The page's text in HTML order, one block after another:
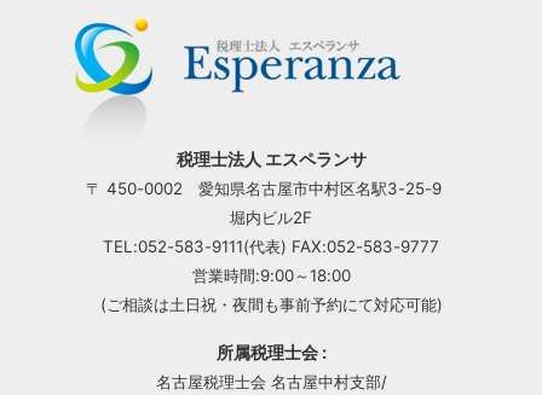
税理士法人 エスペランサ
〒 450-0002 愛知県名古屋市中村区名駅3-25-9
堀内ビル2F
TEL:052-583-9111(代表) FAX:052-583-9777
営業時間:9:00～18:00
(ご相談は土日祝・夜間も事前予約にて対応可能)
所属税理士会 :
名古屋税理士会 名古屋中村支部/